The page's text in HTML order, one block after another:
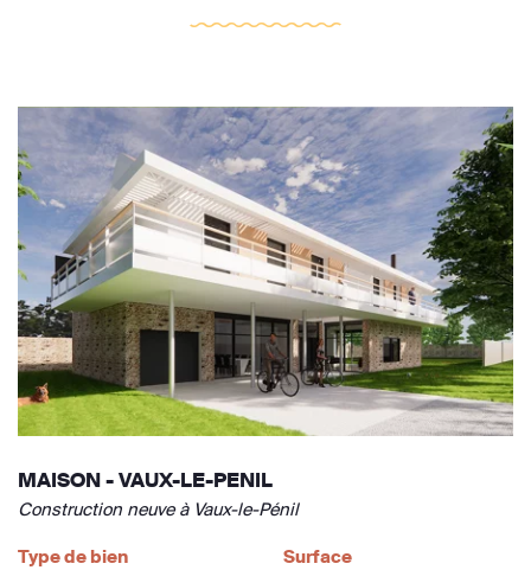
MAISON - VAUX-LE-PENIL
Construction neuve à Vaux-le-Pénil
Type de bien
Surface